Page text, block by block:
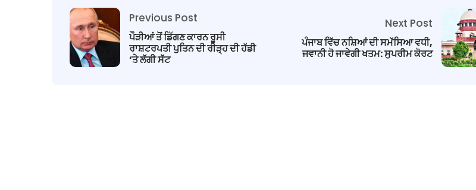
Previous Post
ਪੌੜੀਆਂ ਤੋਂ ਡਿੱਗਣ ਕਾਰਨ ਰੂਸੀ
ਰਾਸ਼ਟਰਪਤੀ ਪੁਤਿਨ ਦੀ ਰੀੜ੍ਹ ਦੀ ਹੱਡੀ
‘ਤੇ ਲੱਗੀ ਸੱਟ
Next Post
ਪੰਜਾਬ ਵਿੱਚ ਨਸ਼ਿਆਂ ਦੀ ਸਮੱਸਿਆ ਵਧੀ,
ਜਵਾਨੀ ਹੋ ਜਾਵੇਗੀ ਖਤਮ: ਸੁਪਰੀਮ ਕੋਰਟ